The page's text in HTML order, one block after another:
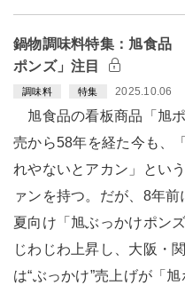
鍋物調味料特集：旭食品
ポンズ」注目
調味料 特集 2025.10.06
旭食品の看板商品「旭
売から58年を経た今も、
れやないとアカン」とい
ァンを持つ。だが、8年前
夏向け「旭ぶっかけポン
じわじわ上昇し、大阪・
は“ぶっかけ”売上げが「